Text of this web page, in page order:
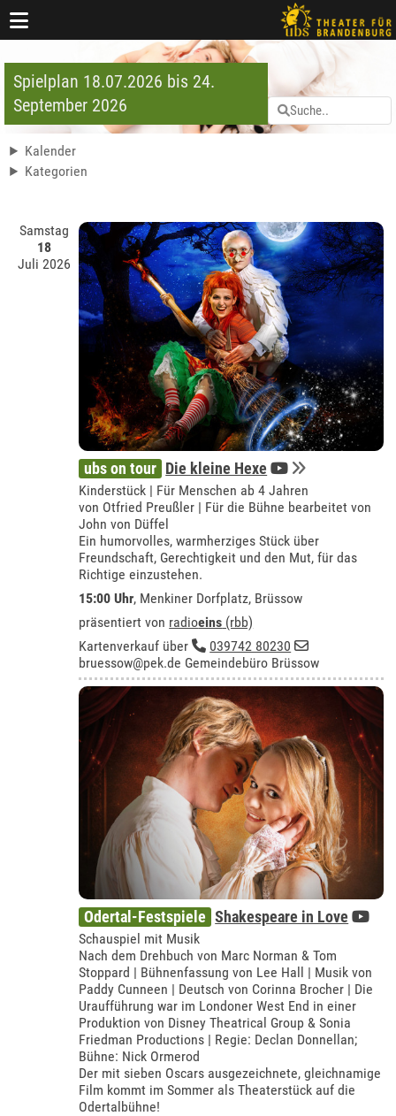
Spielplan 18.07.2026 bis 24.
September 2026
Kalender
Kategorien
Samstag
18
Juli 2026
ubs on tour Die kleine Hexe
Kinderstück | Für Menschen ab 4 Jahren
von Otfried Preußler | Für die Bühne bearbeitet von
John von Düffel
Ein humorvolles, warmherziges Stück über
Freundschaft, Gerechtigkeit und den Mut, für das
Richtige einzustehen.
15:00 Uhr, Menkiner Dorfplatz, Brüssow
präsentiert von radioeins (rbb)
Kartenverkauf über
039742 80230
bruessow@pek.de Gemeindebüro Brüssow
Odertal-Festspiele Shakespeare in Love
Schauspiel mit Musik
Nach dem Drehbuch von Marc Norman & Tom
Stoppard | Bühnenfassung von Lee Hall | Musik von
Paddy Cunneen | Deutsch von Corinna Brocher | Die
Uraufführung war im Londoner West End in einer
Produktion von Disney Theatrical Group & Sonia
Friedman Productions | Regie: Declan Donnellan;
Bühne: Nick Ormerod
Der mit sieben Oscars ausgezeichnete, gleichnamige
Film kommt im Sommer als Theaterstück auf die
Odertalbühne!